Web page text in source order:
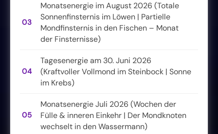
03
Monatsenergie im August 2026 (Totale
Sonnenfinsternis im Löwen | Partielle
Mondfinsternis in den Fischen – Monat
der Finsternisse)
04
Tagesenergie am 30. Juni 2026
(Kraftvoller Vollmond im Steinbock | Sonne
im Krebs)
05
Monatsenergie Juli 2026 (Wochen der
Fülle & inneren Einkehr | Der Mondknoten
wechselt in den Wassermann)